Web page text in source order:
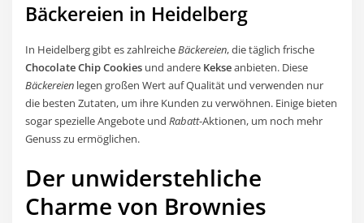
Bäckereien in Heidelberg
In Heidelberg gibt es zahlreicheBäckereien, die täglich frische
Chocolate Chip Cookies und andere Kekseanbieten. Diese
Bäckereien legen großen Wert auf Qualität und verwenden nur
die besten Zutaten, um ihre Kunden zu verwöhnen. Einige bieten
sogar spezielle Angebote undRabatt-Aktionen, um noch mehr
Genuss zu ermöglichen.
Der unwiderstehliche
Charme von Brownies